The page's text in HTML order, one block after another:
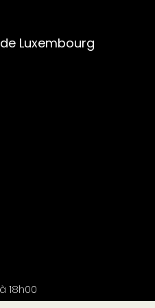
Luxembourg
18h00